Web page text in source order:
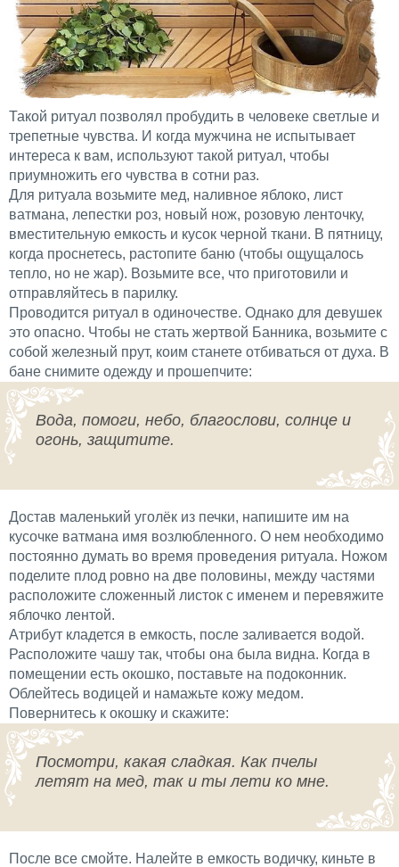
Такой ритуал позволял пробудить в человеке светлые и
трепетные чувства. И когда мужчина не испытывает
интереса к вам, используют такой ритуал, чтобы
приумножить его чувства в сотни раз.
Для ритуала возьмите мед, наливное яблоко, лист
ватмана, лепестки роз, новый нож, розовую ленточку,
вместительную емкость и кусок черной ткани. В пятницу,
когда проснетесь, растопите баню (чтобы ощущалось
тепло, но не жар). Возьмите все, что приготовили и
отправляйтесь в парилку.
Проводится ритуал в одиночестве. Однако для девушек
это опасно. Чтобы не стать жертвой Банника, возьмите с
собой железный прут, коим станете отбиваться от духа. В
бане снимите одежду и прошепчите:
Вода, помоги, небо, благослови, солнце и
огонь, защитите.
Достав маленький уголёк из печки, напишите им на
кусочке ватмана имя возлюбленного. О нем необходимо
постоянно думать во время проведения ритуала. Ножом
поделите плод ровно на две половины, между частями
расположите сложенный листок с именем и перевяжите
яблочко лентой.
Атрибут кладется в емкость, после заливается водой.
Расположите чашу так, чтобы она была видна. Когда в
помещении есть окошко, поставьте на подоконник.
Облейтесь водицей и намажьте кожу медом.
Повернитесь к окошку и скажите:
Посмотри, какая сладкая. Как пчелы
летят на мед, так и ты лети ко мне.
После все смойте. Налейте в емкость водичку, киньте в